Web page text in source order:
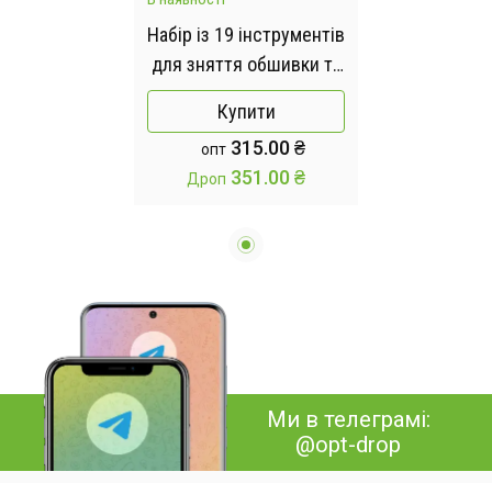
Набір із 19 інструментів
для зняття обшивки та
розбирання салону EL-
198504
Купити
опт 315.00 ₴
Дроп 351.00 ₴
Ми в телеграмі:
@opt-drop